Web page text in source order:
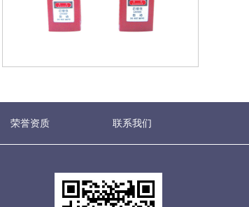
荣誉资质 联系我们